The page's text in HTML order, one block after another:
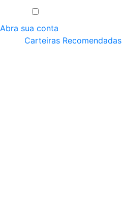
Abra sua conta
Carteiras Recomendadas